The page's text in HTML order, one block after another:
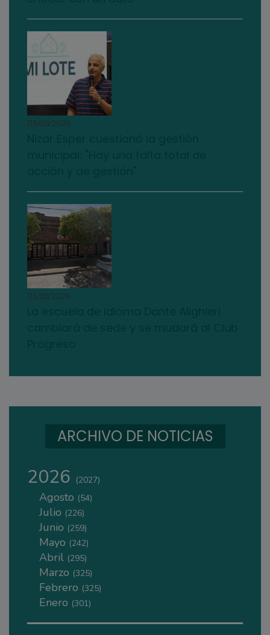
03/08/2026
03/08/2026
ARCHIVO DE NOTICIAS
2026 (2027)
Agosto (54)
Julio (226)
Junio (259)
Mayo (242)
Abril (295)
Marzo (325)
Febrero (325)
Enero (301)